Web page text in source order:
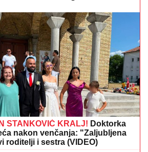
STANKOVIĆ KRALJ! Doktorka
nakon venčanja: "Zaljubljena
roditelji i sestra (VIDEO)